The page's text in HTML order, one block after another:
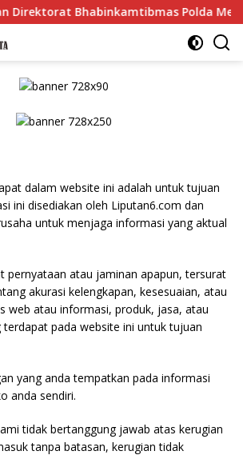
Direktorat Bhabinkamtibmas Polda
dalam website ini adalah untuk tujuan
ini disediakan oleh Liputan6.com dan
untuk menjaga informasi yang aktual
pernyataan atau jaminan apapun, tersurat
akurasi kelengkapan, kesesuaian, atau
web atau informasi, produk, jasa, atau
pada website ini untuk tujuan
yang anda tempatkan pada informasi
anda sendiri.
tidak bertanggung jawab atas kerugian
tanpa batasan, kerugian tidak